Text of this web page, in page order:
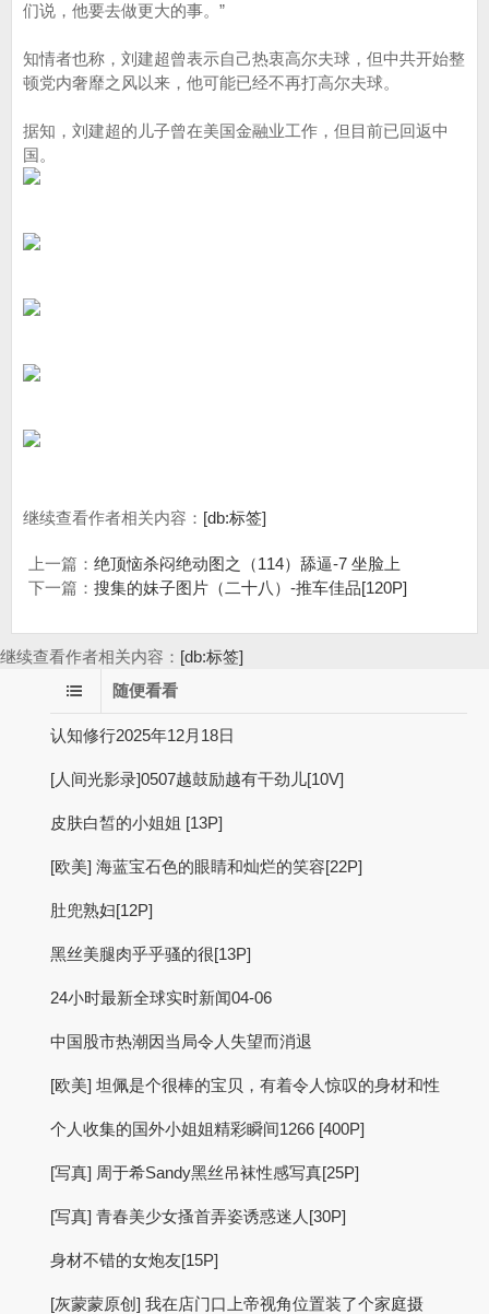
们说，他要去做更大的事。”
知情者也称，刘建超曾表示自己热衷高尔夫球，但中共开始整
顿党内奢靡之风以来，他可能已经不再打高尔夫球。
据知，刘建超的儿子曾在美国金融业工作，但目前已回返中
国。
继续查看作者相关内容： [db:标签]
上一篇： 绝顶恼杀闷绝动图之（114）舔逼-7 坐脸上
下一篇： 搜集的妹子图片（二十八）-推车佳品[120P]
继续查看作者相关内容： [db:标签]
随便看看
认知修行2025年12月18日
[人间光影录]0507越鼓励越有干劲儿[10V]
皮肤白皙的小姐姐 [13P]
[欧美] 海蓝宝石色的眼睛和灿烂的笑容[22P]
肚兜熟妇[12P]
黑丝美腿肉乎乎骚的很[13P]
24小时最新全球实时新闻04-06
中国股市热潮因当局令人失望而消退
[欧美] 坦佩是个很棒的宝贝，有着令人惊叹的身材和性
个人收集的国外小姐姐精彩瞬间1266 [400P]
[写真] 周于希Sandy黑丝吊袜性感写真[25P]
[写真] 青春美少女搔首弄姿诱惑迷人[30P]
身材不错的女炮友[15P]
[灰蒙蒙原创] 我在店门口上帝视角位置装了个家庭摄